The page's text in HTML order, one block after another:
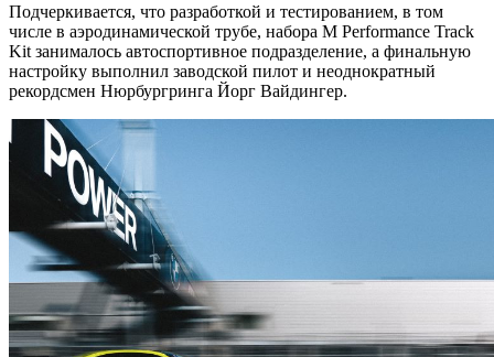
Подчеркивается, что разработкой и тестированием, в том
числе в аэродинамической трубе, набора M Performance Track
Kit занималось автоспортивное подразделение, а финальную
настройку выполнил заводской пилот и неоднократный
рекордсмен Нюрбургринга Йорг Вайдингер.